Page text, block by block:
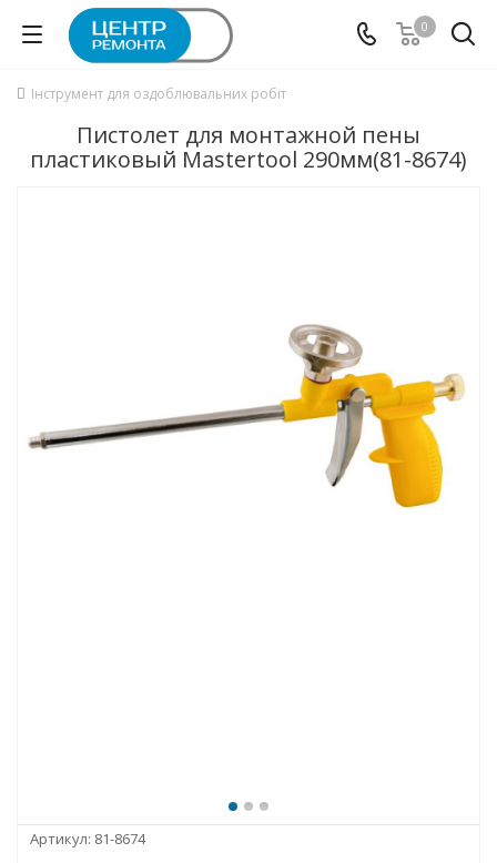
0
Інструмент для оздоблювальних робіт
Пистолет для монтажной пены
пластиковый Mastertool 290мм(81-8674)
Артикул: 81-8674